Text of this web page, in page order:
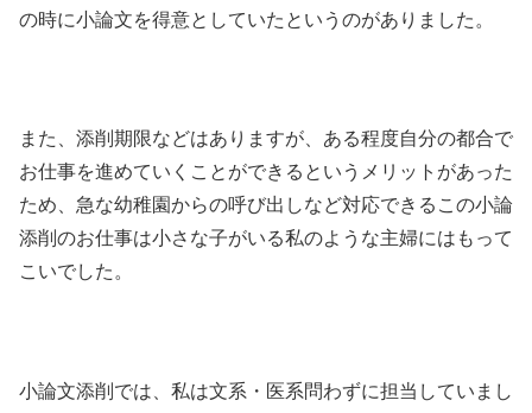
の時に小論文を得意としていたというのがありました。
また、添削期限などはありますが、ある程度自分の都合で
お仕事を進めていくことができるというメリットがあった
ため、急な幼稚園からの呼び出しなど対応できるこの小論
添削のお仕事は小さな子がいる私のような主婦にはもって
こいでした。
小論文添削では、私は文系・医系問わずに担当していまし